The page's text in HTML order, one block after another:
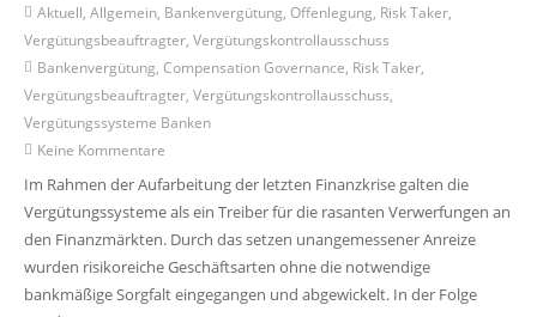
Aktuell ,Allgemein Bankenvergütung ,Offenlegung Risk Taker
Vergütungsbeauftragter, Vergütungskontrollausschuss
Bankenvergütung ,Compensation Governance Risk Taker
Vergütungsbeauftragter, Vergütungskontrollausschuss
Vergütungssysteme Banken
Keine Kommentare
Im Rahmen der Aufarbeitung der letzten Finanzkrise galten die
Vergütungssysteme als ein Treiber für die rasanten Verwerfungen an
den Finanzmärkten. Durch das setzen unangemessener Anreize
wurden risikoreiche Geschäftsarten ohne die notwendige
bankmäßige Sorgfalt eingegangen und abgewickelt. In der Folge